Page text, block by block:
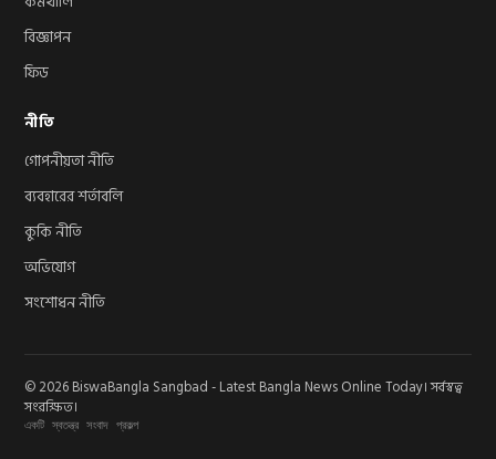
বিজ্ঞাপন
ফিড
নীতি
গোপনীয়তা নীতি
ব্যবহারের শর্তাবলি
কুকি নীতি
অভিযোগ
সংশোধন নীতি
© 2026 BiswaBangla Sangbad - Latest Bangla News Online Today। সর্বস্বত্ব
সংরক্ষিত।
একটি স্বতন্ত্র সংবাদ প্রকল্প